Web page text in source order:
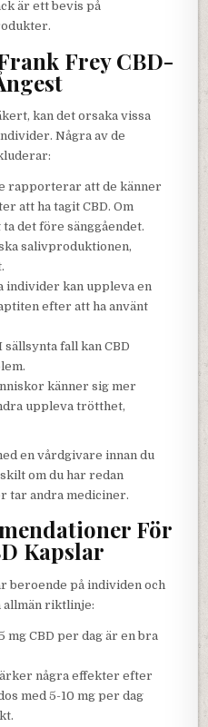
är ett bevis på
Frey CBD-
kan det orsaka vissa
Några av de
rapporterar att de känner
att ha tagit CBD. Om
det före sänggåendet.
salivproduktionen,
individer kan uppleva en
efter att ha använt
sällsynta fall kan CBD
känner sig mer
uppleva trötthet,
en vårdgivare innan du
om du har redan
tar andra mediciner.
För
Kapslar
beroende på individen och
allmän riktlinje:
mg CBD per dag är en bra
några effekter efter
med 5-10 mg per dag